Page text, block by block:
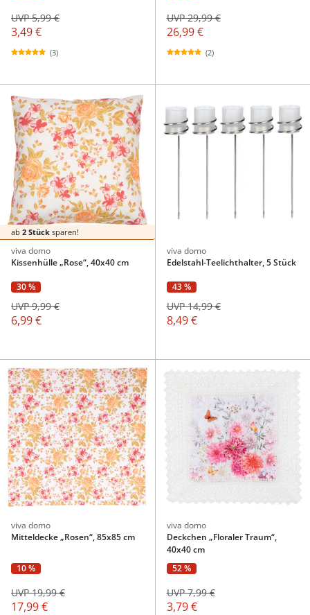
3,49 €
UVP 5,99 €
(3)
26,99 €
UVP 29,99 €
(2)
ab 2 Stück sparen!
viva domo
Kissenhülle „Rose“, 40x40 cm
30 %
6,99 €
UVP 9,99 €
viva domo
Edelstahl-Teelichthalter, 5 Stück
43 %
8,49 €
UVP 14,99 €
viva domo
Mitteldecke „Rosen“, 85x85 cm
10 %
17,99 €
UVP 19,99 €
viva domo
Deckchen „Floraler Traum“,
40x40 cm
52 %
3,79 €
UVP 7,99 €